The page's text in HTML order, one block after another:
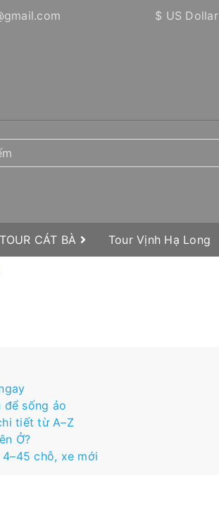
$ US Dollar
TOUR CÁT BÀ Tour Vịnh Hạ Long
để sống ảo
tiết từ A–Z
Ở?
chỗ, xe mới